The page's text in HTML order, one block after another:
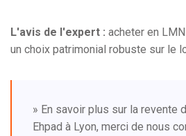
L'avis de l'expert : acheter en
un choix patrimonial robuste sur le
» En savoir plus sur la revente
Ehpad à Lyon, merci de nous